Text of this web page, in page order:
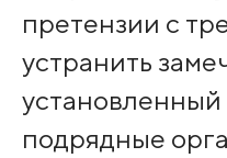
претензии с
устранить
установленный
подрядные